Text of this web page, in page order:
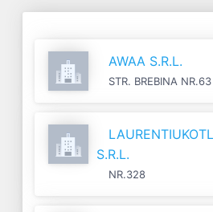
AWAA S.R.L.
STR. BREBINA NR.63
S.R.L.
NR.328